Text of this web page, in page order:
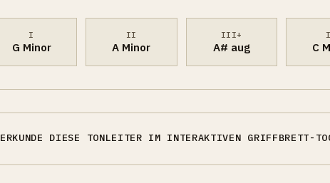
I
G Minor
II
A Minor
III+
A# aug C
ERKUNDE DIESE TONLEITER IM INTERAKTIVEN GRIFFBRETT-